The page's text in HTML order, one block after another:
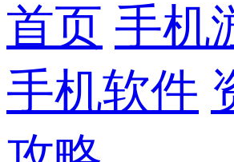
首页 手机
手机软件